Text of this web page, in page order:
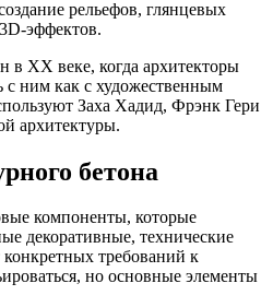
рельефов, глянцевых
эффектов.
в XX веке, когда архитекторы
с ним как с художественным
Заха Хадид, Фрэнк Гери
архитектуры.
бетона
компоненты, которые
декоративные, технические
требований к
но основные элементы